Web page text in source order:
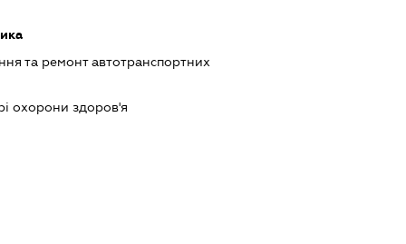
та ремонт автотранспортних
охорони здоров'я